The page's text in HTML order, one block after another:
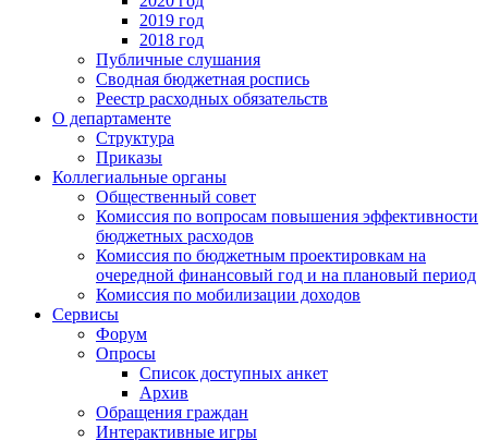
2019 год
2018 год
Публичные слушания
Сводная бюджетная роспись
Реестр расходных обязательств
О департаменте
Структура
Приказы
Коллегиальные органы
Общественный совет
Комиссия по вопросам повышения эффективности
бюджетных расходов
Комиссия по бюджетным проектировкам на
очередной финансовый год и на плановый период
Комиссия по мобилизации доходов
Сервисы
Форум
Опросы
Список доступных анкет
Архив
Обращения граждан
Интерактивные игры